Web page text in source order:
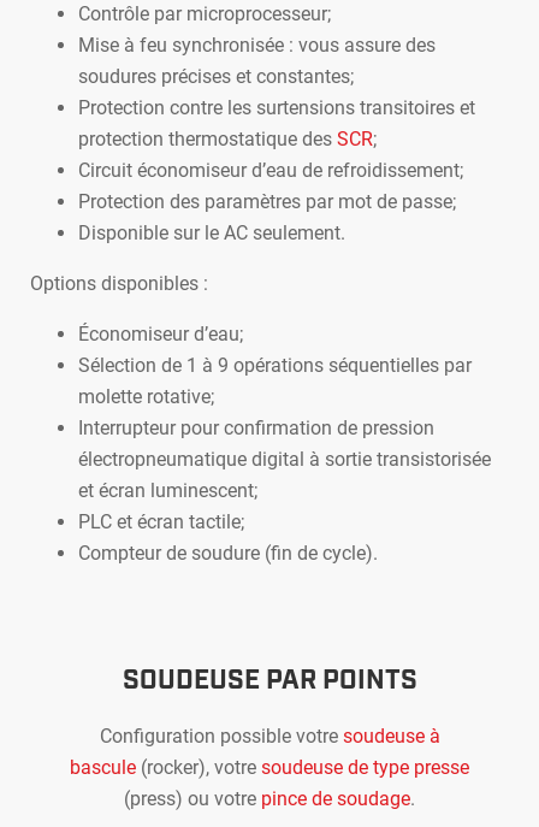
Contrôle par microprocesseur;
Mise à feu synchronisée : vous assure des
soudures précises et constantes;
Protection contre les surtensions transitoires et
protection thermostatique des SCR;
Circuit économiseur d’eau de refroidissement;
Protection des paramètres par mot de passe;
Disponible sur le AC seulement.
Options disponibles :
Économiseur d’eau;
Sélection de 1 à 9 opérations séquentielles par
molette rotative;
Interrupteur pour confirmation de pression
électropneumatique digital à sortie transistorisée
et écran luminescent;
PLC et écran tactile;
Compteur de soudure (fin de cycle).
SOUDEUSE PAR POINTS
Configuration possible votre soudeuse à
bascule (rocker), votre soudeuse de type presse
(press) ou votre pince de soudage.